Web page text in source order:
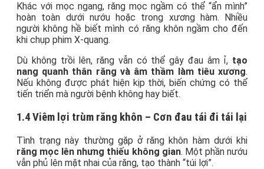
Khác với mọc ngang, răng mọc ngầm có thể “ẩn mình”
hoàn toàn dưới nướu hoặc trong xương hàm. Nhiều
người không hề biết mình có răng khôn ngầm cho đến
khi chụp phim X-quang.
Dù không trồi lên, răng vẫn có thể gây đau âm ỉ, tạo
nang quanh thân răng và âm thầm làm tiêu xương.
Nếu không được phát hiện kịp thời, biến chứng có thể
tiến triển mà người bệnh không hay biết.
1.4 Viêm lợi trùm răng khôn – Cơn đau tái đi tái lại
Tình trạng này thường gặp ở răng khôn hàm dưới khi
răng mọc lên nhưng thiếu không gian. Một phần nướu
vẫn phủ lên mặt nhai của răng, tạo thành “túi lợi”.